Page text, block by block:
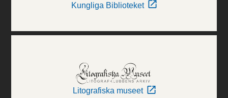
Kungliga Biblioteket
Litografiska museet